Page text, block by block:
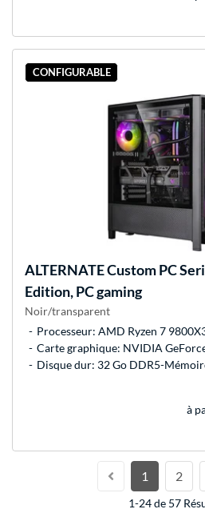
CONFIGURABLE
ALTERNATECustom PC
Edition, PC gaming
Noir/transparent
Processeur: AMD Ryzen 7
Carte graphique: NVIDIA
Disque dur: 32 Go DDR5-
à
1 2
1-24 de 57